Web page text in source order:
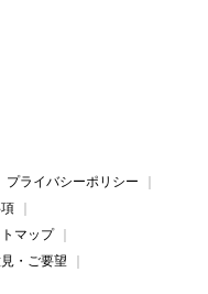
プライバシーポリシー
マップ
・ご要望